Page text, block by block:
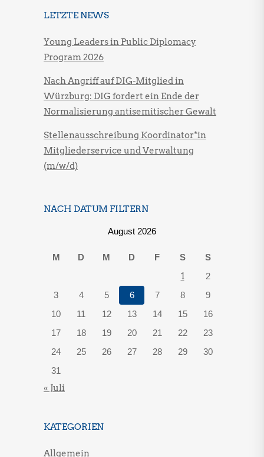
LETZTE NEWS
Young Leaders in Public Diplomacy
Program 2026
Nach Angriff auf DIG-Mitglied in
Würzburg: DIG fordert ein Ende der
Normalisierung antisemitischer Gewalt
Stellenausschreibung Koordinator*in
Mitgliederservice und Verwaltung
(m/w/d)
NACH DATUM FILTERN
August 2026
M D M D F S S
1
2
3
4 5 6 7 8
9
10
11 12 13 14 15
16
17
18 19 20 21 22
23
24
25 26 27 28 29
30
31
« Juli
KATEGORIEN
Allgemein